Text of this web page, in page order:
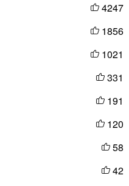
 4247
 1856
 1021
 331
 191
 120
 58
 42